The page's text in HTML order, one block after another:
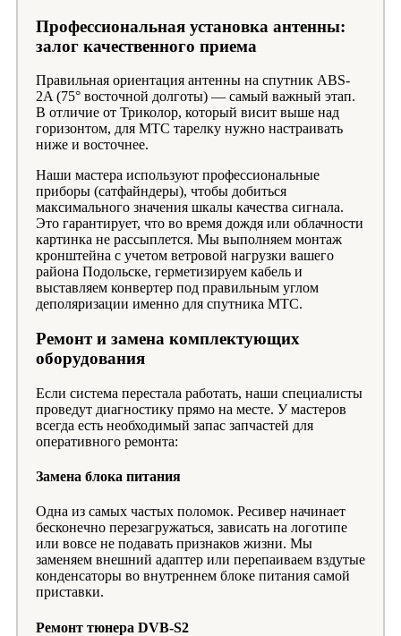
Профессиональная установка антенны:
залог качественного приема
Правильная ориентация антенны на спутник ABS-
2A (75° восточной долготы) — самый важный этап.
В отличие от Триколор, который висит выше над
горизонтом, для МТС тарелку нужно настраивать
ниже и восточнее.
Наши мастера используют профессиональные
приборы (сатфайндеры), чтобы добиться
максимального значения шкалы качества сигнала.
Это гарантирует, что во время дождя или облачности
картинка не рассыплется. Мы выполняем монтаж
кронштейна с учетом ветровой нагрузки вашего
района Подольске, герметизируем кабель и
выставляем конвертер под правильным углом
деполяризации именно для спутника МТС.
Ремонт и замена комплектующих
оборудования
Если система перестала работать, наши специалисты
проведут диагностику прямо на месте. У мастеров
всегда есть необходимый запас запчастей для
оперативного ремонта:
Замена блока питания
Одна из самых частых поломок. Ресивер начинает
бесконечно перезагружаться, зависать на логотипе
или вовсе не подавать признаков жизни. Мы
заменяем внешний адаптер или перепаиваем вздутые
конденсаторы во внутреннем блоке питания самой
приставки.
Ремонт тюнера DVB-S2